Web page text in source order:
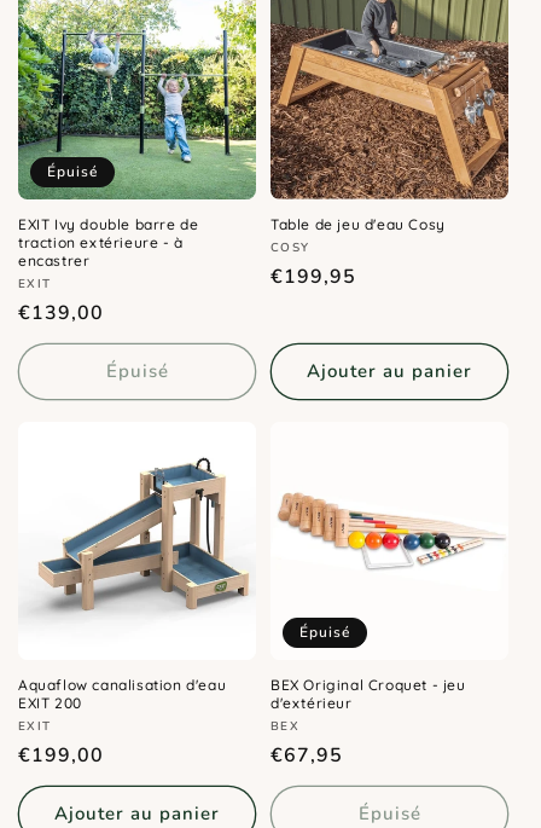
Épuisé
EXIT Ivy double barre de
traction extérieure - à
encastrer
Distributeur :
EXIT
Prix
habituel
€139,00
Épuisé
Table de jeu d'eau Cosy
Distributeur :
COSY
Prix
€199,95
Ajouter au panier
Aquaflow canalisation d'eau
EXIT 200
Distributeur :
EXIT
Prix
habituel
€199,00
Ajouter au panier
Épuisé
BEX Original Croquet - jeu
d'extérieur
Distributeur :
BEX
Prix
habituel
€67,95
Épuisé